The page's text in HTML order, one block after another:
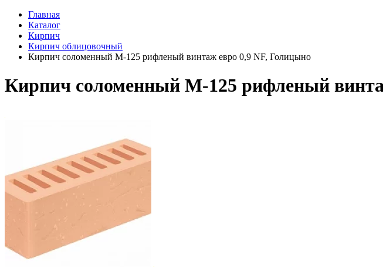
Главная
Каталог
Кирпич
Кирпич облицовочный
Кирпич соломенный М-125 рифленый винтаж евро 0,9 NF, Голицыно
Кирпич соломенный М-125 рифленый